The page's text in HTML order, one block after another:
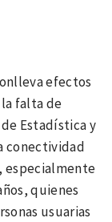
efectos
falta de
Estadística y
conectividad
especialmente
quienes
usuarias